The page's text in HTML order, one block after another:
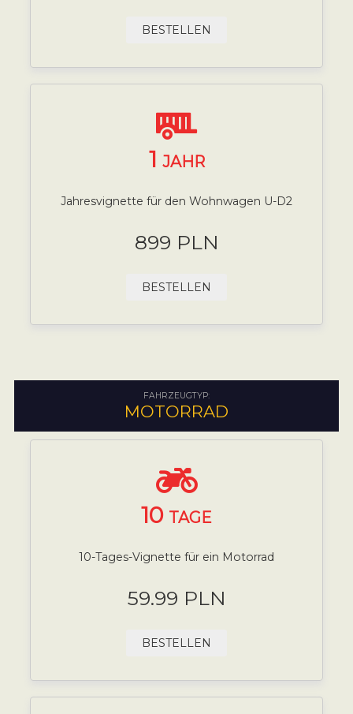
BESTELLEN
1 JAHR
Jahresvignette für den Wohnwagen U-D2
899 PLN
BESTELLEN
FAHRZEUGTYP:
MOTORRAD
10 TAGE
10-Tages-Vignette für ein Motorrad
59.99 PLN
BESTELLEN